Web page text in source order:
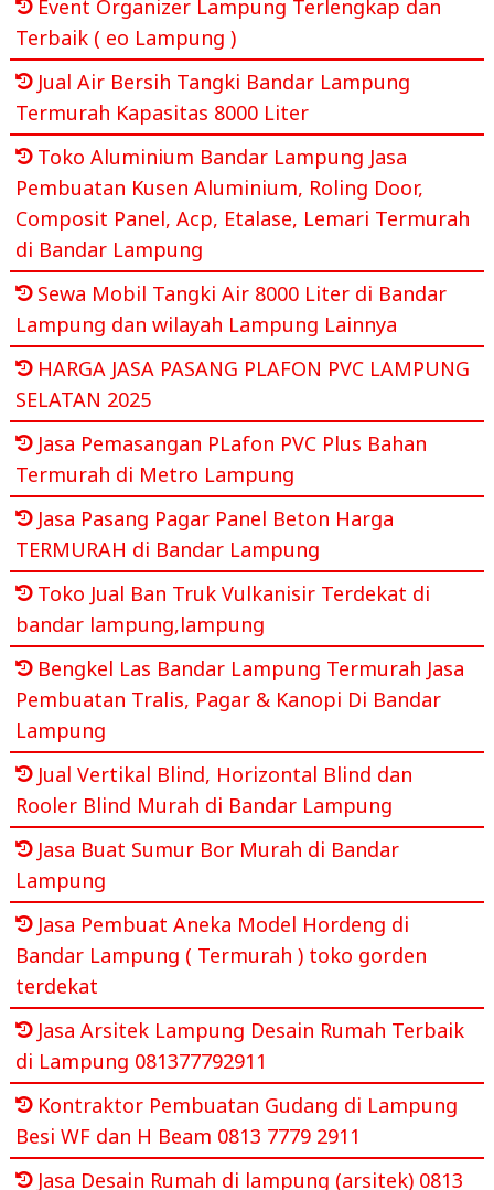
Event Organizer Lampung Terlengkap dan
Terbaik ( eo Lampung )
Jual Air Bersih Tangki Bandar Lampung
Termurah Kapasitas 8000 Liter
Toko Aluminium Bandar Lampung Jasa
Pembuatan Kusen Aluminium, Roling Door,
Composit Panel, Acp, Etalase, Lemari Termurah
di Bandar Lampung
Sewa Mobil Tangki Air 8000 Liter di Bandar
Lampung dan wilayah Lampung Lainnya
HARGA JASA PASANG PLAFON PVC LAMPUNG
SELATAN 2025
Jasa Pemasangan PLafon PVC Plus Bahan
Termurah di Metro Lampung
Jasa Pasang Pagar Panel Beton Harga
TERMURAH di Bandar Lampung
Toko Jual Ban Truk Vulkanisir Terdekat di
bandar lampung,lampung
Bengkel Las Bandar Lampung Termurah Jasa
Pembuatan Tralis, Pagar & Kanopi Di Bandar
Lampung
Jual Vertikal Blind, Horizontal Blind dan
Rooler Blind Murah di Bandar Lampung
Jasa Buat Sumur Bor Murah di Bandar
Lampung
Jasa Pembuat Aneka Model Hordeng di
Bandar Lampung ( Termurah ) toko gorden
terdekat
Jasa Arsitek Lampung Desain Rumah Terbaik
di Lampung 081377792911
Kontraktor Pembuatan Gudang di Lampung
Besi WF dan H Beam 0813 7779 2911
Jasa Desain Rumah di lampung (arsitek) 0813